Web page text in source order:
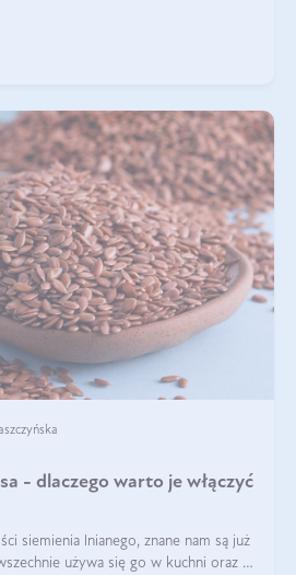
- dlaczego warto je włączyć
siemienia lnianego, znane nam są już
używa się go w kuchni oraz w